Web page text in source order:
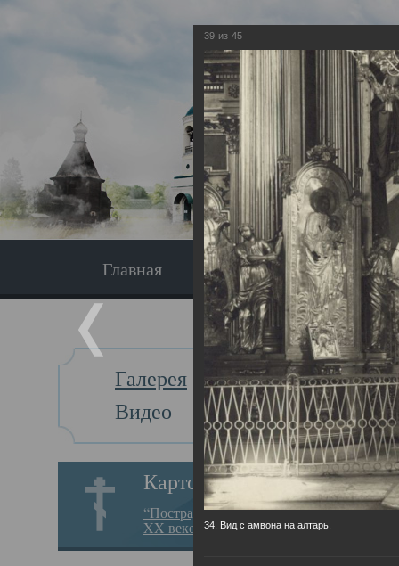
Главная Экскурсия
Галерея
Видео
Картотека
“Пострадавшие за веру в
XX веке на Севере”
Главная
39 из 45
34. Вид с амвона на алтарь.